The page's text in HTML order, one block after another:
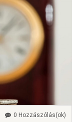
0 Hozzászólás(ok)